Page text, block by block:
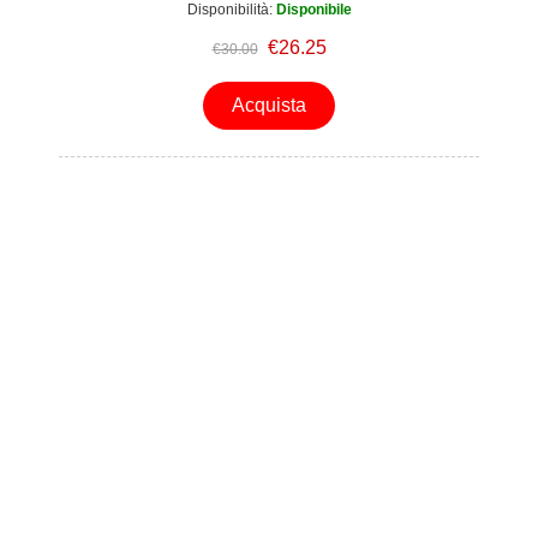
Disponibilità: Disponibile
€30.00 €26.25
Acquista